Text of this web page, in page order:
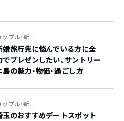
ップル・新...
婚旅行先に悩んでいる方に全
でプレゼンしたい、サントリー
島の魅力・物価・過ごし方
ップル・新...
玉のおすすめデートスポット